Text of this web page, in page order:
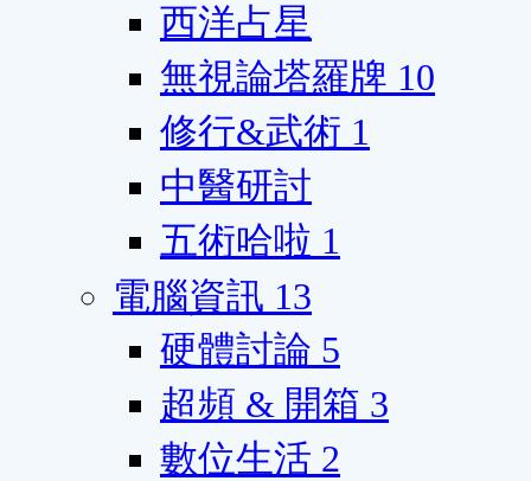
西洋占星
無視論塔羅牌 10
修行&武術 1
中醫研討
五術哈啦 1
電腦資訊 13
硬體討論 5
超頻 & 開箱 3
數位生活 2